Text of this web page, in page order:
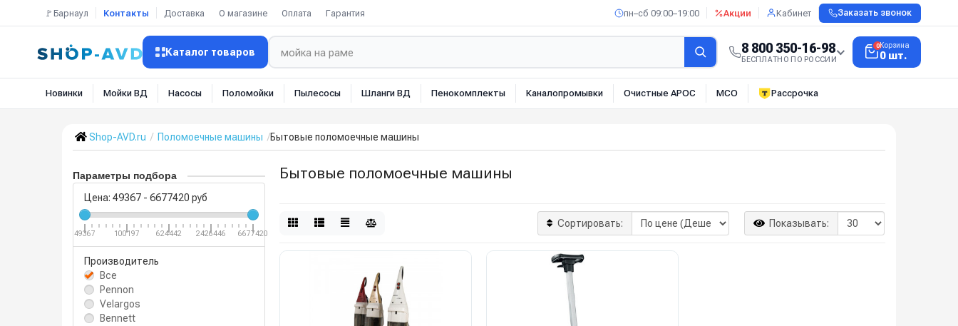
🚩Барнаул Контакты Доставка О магазине Оплата Гарантия пн–сб 09:00–19:00 Акции Кабинет Заказать звонок
Каталог товаров 8 800 350-16-98
БЕСПЛАТНО ПО РОССИИ
0Корзина
0 шт.
Новинки Мойки ВД Насосы Поломойки Пылесосы Шланги ВД Пенокомплекты Каналопромывки Очистные АРОС МСО Рассрочка
Shop-AVD.ru Поломоечные машины Бытовые поломоечные машины
Параметры подбора
Цена: 49367 - 6677420 руб
49367 100197 624442 2426446 6677420
Производитель
Все
Pennon
Velargos
Bennett
Бытовые поломоечные машины
Сортировать: Показывать: